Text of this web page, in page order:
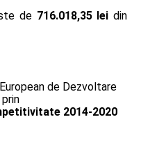
de 716.018,35 lei din
de Dezvoltare
2014-2020